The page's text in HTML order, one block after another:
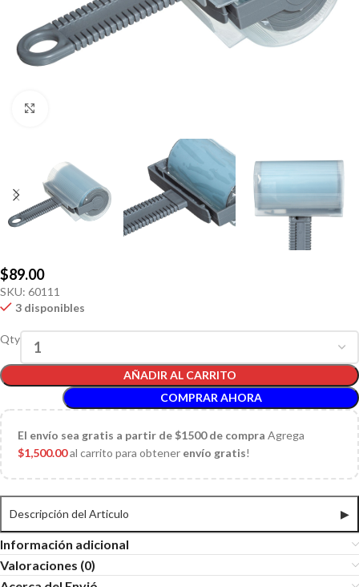
$89.00
SKU: 60111
3 disponibles
Qty
AÑADIR AL CARRITO
COMPRAR AHORA
El envío sea gratis a partir de $1500 de compra Agrega
$1,500.00al carrito para obtener envío gratis!
Descripción del Articulo ▶
Información adicional
Valoraciones (0)